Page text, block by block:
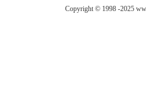
Copyright © 1998 -2025